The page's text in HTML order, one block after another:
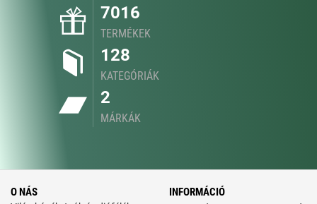
7016
TERMÉKEK
128
KATEGÓRIÁK
2
MÁRKÁK
O NÁS INFORMÁCIÓ